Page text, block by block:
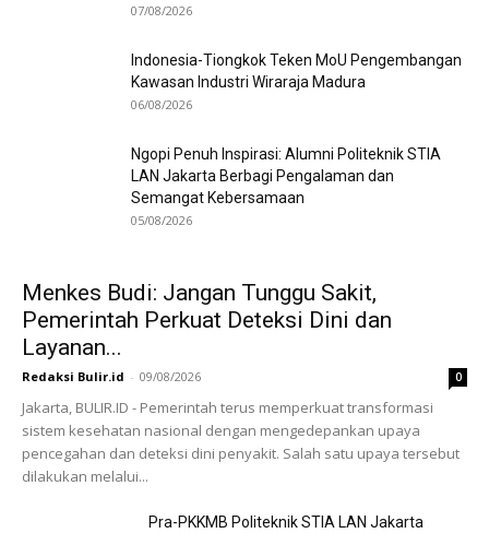
07/08/2026
Indonesia-Tiongkok Teken MoU Pengembangan
Kawasan Industri Wiraraja Madura
06/08/2026
Ngopi Penuh Inspirasi: Alumni Politeknik STIA
LAN Jakarta Berbagi Pengalaman dan
Semangat Kebersamaan
05/08/2026
Menkes Budi: Jangan Tunggu Sakit,
Pemerintah Perkuat Deteksi Dini dan
Layanan...
Redaksi Bulir.id - 09/08/2026 0
Jakarta, BULIR.ID - Pemerintah terus memperkuat transformasi
sistem kesehatan nasional dengan mengedepankan upaya
pencegahan dan deteksi dini penyakit. Salah satu upaya tersebut
dilakukan melalui...
Pra-PKKMB Politeknik STIA LAN Jakarta